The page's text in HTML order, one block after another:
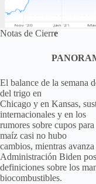
Notas de Cierre
El balance de la semana
del trigo en
Chicago y en Kansas,
internacionales y en los
rumores sobre cupos
maíz casi no hubo
cambios, mientras
Administración Biden
definiciones sobre los
biocombustibles.